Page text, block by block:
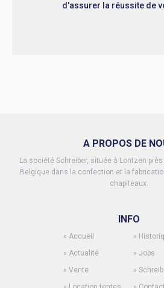
d'assurer la réussite de
A PROPOS DE
La société Schreiber, située à Lontzen
Belgique dans la confection et la
chapiteaux.
INFO
» Accueil
» Actualité
» Vente
»
» Jobs
»